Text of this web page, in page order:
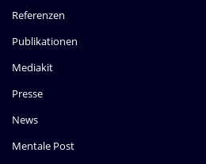
Referenzen
Publikationen
Mediakit
Presse
News
Mentale Post